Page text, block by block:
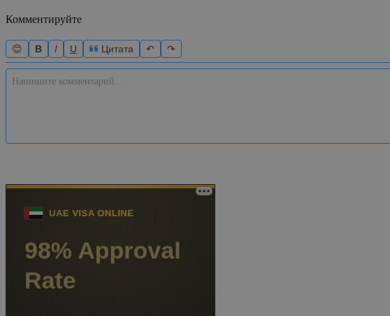
Комментируйте
😊 B I U Цитата ↶ ↷